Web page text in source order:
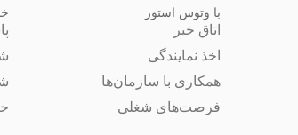
با وتوس استور
اتاق خبر
اخذ نمایندگی
همکاری با سازمان‌ها
فرصت‌های شغلی